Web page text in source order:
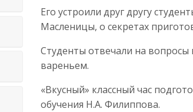
Его устроили друг другу
Масленицы, о секретах
Студенты отвечали на
вареньем.
«Вкусный» классный час
обучения Н.А. Филиппова.